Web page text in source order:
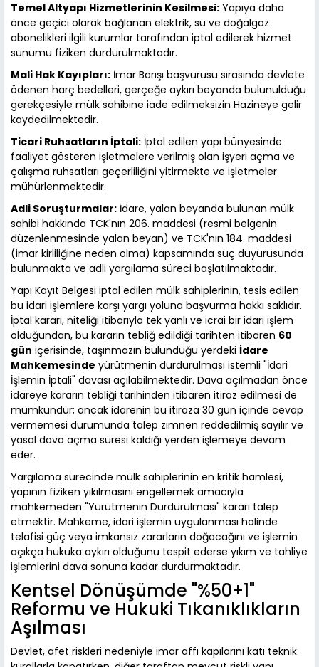
Temel Altyapı Hizmetlerinin Kesilmesi: Yapıya daha
önce geçici olarak bağlanan elektrik, su ve doğalgaz
abonelikleri ilgili kurumlar tarafından iptal edilerek hizmet
sunumu fiziken durdurulmaktadır.
Mali Hak Kayıpları: İmar Barışı başvurusu sırasında devlete
ödenen harç bedelleri, gerçeğe aykırı beyanda bulunulduğu
gerekçesiyle mülk sahibine iade edilmeksizin Hazineye gelir
kaydedilmektedir.
Ticari Ruhsatların İptali: İptal edilen yapı bünyesinde
faaliyet gösteren işletmelere verilmiş olan işyeri açma ve
çalışma ruhsatları geçerliliğini yitirmekte ve işletmeler
mühürlenmektedir.
Adli Soruşturmalar: İdare, yalan beyanda bulunan mülk
sahibi hakkında TCK'nın 206. maddesi (resmi belgenin
düzenlenmesinde yalan beyan) ve TCK'nın 184. maddesi
(imar kirliliğine neden olma) kapsamında suç duyurusunda
bulunmakta ve adli yargılama süreci başlatılmaktadır.
Yapı Kayıt Belgesi iptal edilen mülk sahiplerinin, tesis edilen
bu idari işlemlere karşı yargı yoluna başvurma hakkı saklıdır.
İptal kararı, niteliği itibarıyla tek yanlı ve icrai bir idari işlem
olduğundan, bu kararın tebliğ edildiği tarihten itibaren 60
gün içerisinde, taşınmazın bulunduğu yerdeki İdare
Mahkemesinde yürütmenin durdurulması istemli "İdari
İşlemin İptali" davası açılabilmektedir. Dava açılmadan önce
idareye kararın tebliği tarihinden itibaren itiraz edilmesi de
mümkündür; ancak idarenin bu itiraza 30 gün içinde cevap
vermemesi durumunda talep zımnen reddedilmiş sayılır ve
yasal dava açma süresi kaldığı yerden işlemeye devam
eder.
Yargılama sürecinde mülk sahiplerinin en kritik hamlesi,
yapının fiziken yıkılmasını engellemek amacıyla
mahkemeden "Yürütmenin Durdurulması" kararı talep
etmektir. Mahkeme, idari işlemin uygulanması halinde
telafisi güç veya imkansız zararların doğacağını ve işlemin
açıkça hukuka aykırı olduğunu tespit ederse yıkım ve tahliye
işlemlerini dava sonuna kadar durdurmaktadır.
Kentsel Dönüşümde "%50+1"
Reformu ve Hukuki Tıkanıklıkların
Aşılması
Devlet, afet riskleri nedeniyle imar affı kapılarını katı teknik